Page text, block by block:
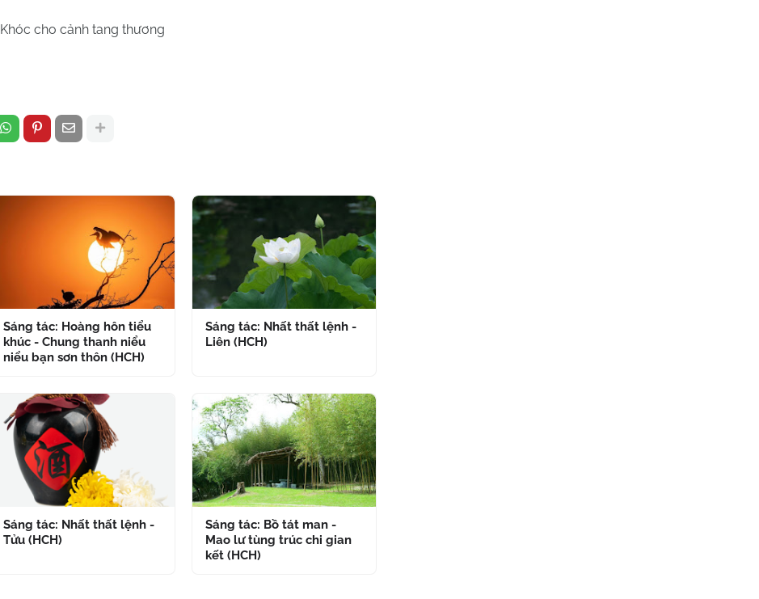
Khóc cho cảnh tang thương
Sáng tác: Hoàng hôn tiểu
khúc - Chung thanh niểu
niểu bạn sơn thôn (HCH)
Sáng tác: Nhất thất lệnh -
Liên (HCH)
Sáng tác: Nhất thất lệnh -
Tửu (HCH)
Sáng tác: Bồ tát man -
Mao lư tùng trúc chi gian
kết (HCH)